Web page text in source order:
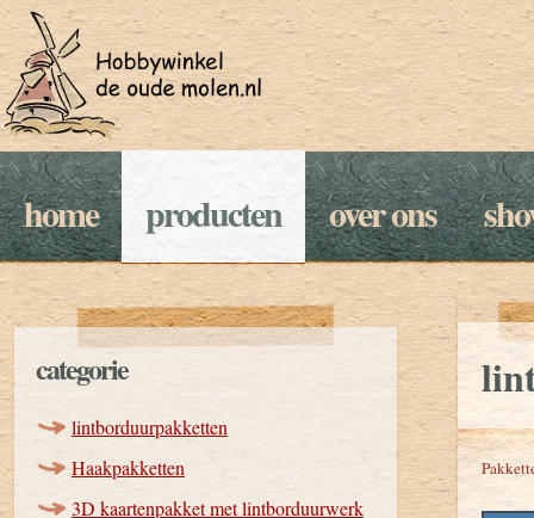
home producten over ons
categorie
lintborduurpakketten
Haakpakketten
3D kaartenpakket met lintborduurwerk